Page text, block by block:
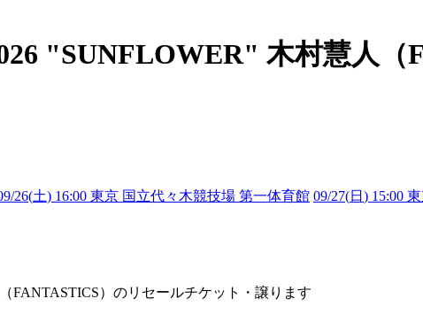
"SUNFLOWER" 木村慧人（
26(土) 16:00 東京 国立代々木競技場 第一体育館 09/27(日 ) 15:00
FANTASTICS）のリセールチケット・譲ります